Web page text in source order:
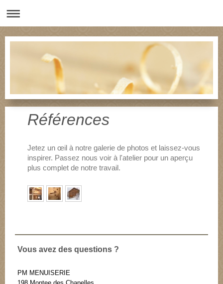
Références
Jetez un œil à notre galerie de photos et laissez-vous
inspirer. Passez nous voir à l'atelier pour un aperçu
plus complet de notre travail.
Vous avez des questions ?
PM MENUISERIE